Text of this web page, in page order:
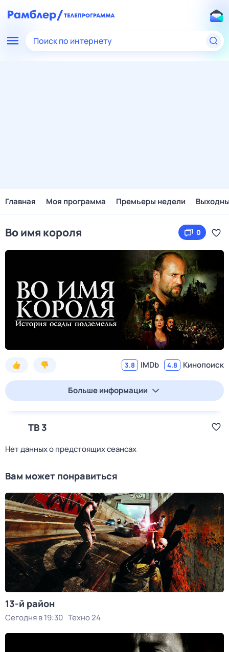
Поиск по интернету
Главная Моя программа Премьеры недели
Во имя короля 0
3.8 IMDb 4.8 Кинопоиск
Больше информации
ТВ 3
Нет данных о предстоящих сеансах
Вам может понравиться
13-й район
Сегодня в 19:30 Техно 24